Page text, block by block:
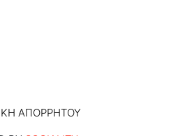
ΑΠΟΡΡΉΤΟΥ